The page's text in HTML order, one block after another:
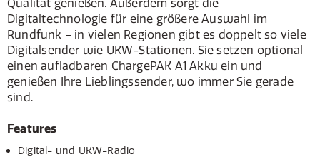
Qualität genießen. Außerdem sorgt die
Digitaltechnologie für eine größere Auswahl im
Rundfunk – in vielen Regionen gibt es doppelt so viele
Digitalsender wie UKW-Stationen. Sie setzen optional
einen aufladbaren ChargePAK A1 Akku ein und
genießen Ihre Lieblingssender, wo immer Sie gerade
sind.
Features
Digital- und UKW-Radio